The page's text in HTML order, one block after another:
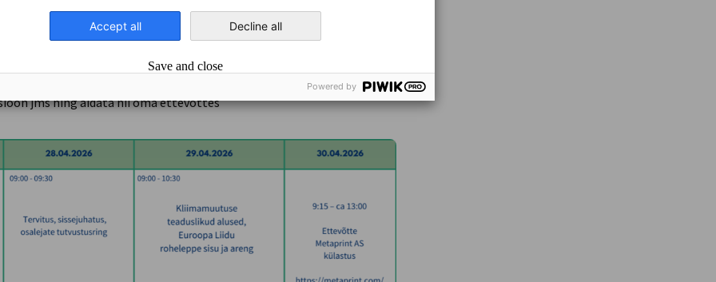
olulisematest energia- ja
kasutavad sageli ressursse
ning seeläbi säästa. Ekspertide abiga
valdkondades, nagu suruõhusüsteemid,
jms ning aidata nii oma ettevõttes
Accept all Decline all
Save and close
Powered by